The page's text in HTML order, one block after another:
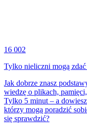
16 002
Tylko nieliczni mogą
Jak dobrze znasz
wiedzę o plikach,
Tylko 5 minut – a
którzy mogą poradzić
się sprawdzić?